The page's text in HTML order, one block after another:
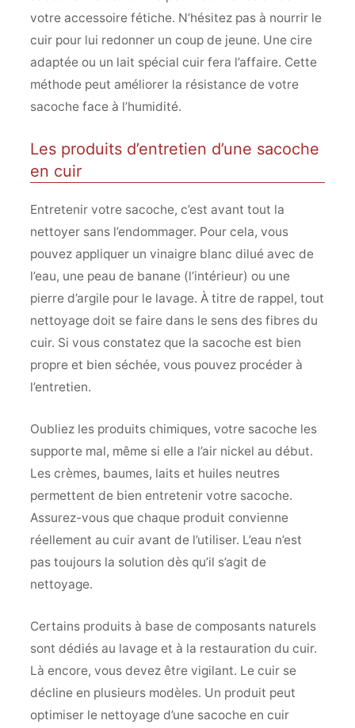
votre accessoire fétiche. N’hésitez pas à nourrir le
cuir pour lui redonner un coup de jeune. Une cire
adaptée ou un lait spécial cuir fera l’affaire. Cette
méthode peut améliorer la résistance de votre
sacoche face à l’humidité.
Les produits d’entretien d’une sacoche
en cuir
Entretenir votre sacoche, c’est avant tout la
nettoyer sans l’endommager. Pour cela, vous
pouvez appliquer un vinaigre blanc dilué avec de
l’eau, une peau de banane (l’intérieur) ou une
pierre d’argile pour le lavage. À titre de rappel, tout
nettoyage doit se faire dans le sens des fibres du
cuir. Si vous constatez que la sacoche est bien
propre et bien séchée, vous pouvez procéder à
l’entretien.
Oubliez les produits chimiques, votre sacoche les
supporte mal, même si elle a l’air nickel au début.
Les crèmes, baumes, laits et huiles neutres
permettent de bien entretenir votre sacoche.
Assurez-vous que chaque produit convienne
réellement au cuir avant de l’utiliser. L’eau n’est
pas toujours la solution dès qu’il s’agit de
nettoyage.
Certains produits à base de composants naturels
sont dédiés au lavage et à la restauration du cuir.
Là encore, vous devez être vigilant. Le cuir se
décline en plusieurs modèles. Un produit peut
optimiser le nettoyage d’une sacoche en cuir